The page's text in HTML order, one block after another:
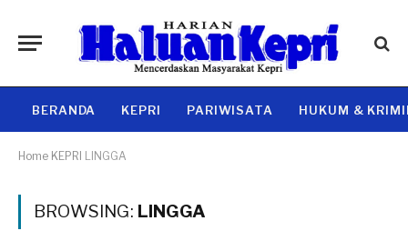
BERANDA KEPRI PARIWISATA HUKUM &
Home KEPRI LINGGA
BROWSING: LINGGA